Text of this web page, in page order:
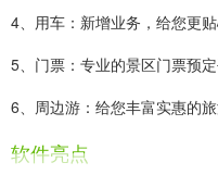
4、用车：新增业务，给您更
5、门票：专业的景区门票预
6、周边游：给您丰富实惠的
软件亮点